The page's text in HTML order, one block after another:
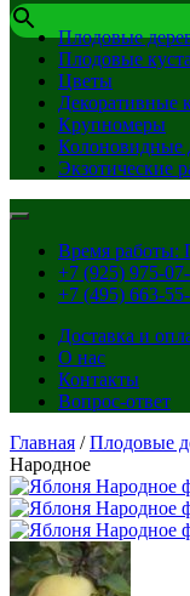
Плодовые
Плодовые
Цветы
Декоративные
Крупномеры
Колоновидные
Экзотические
Время
+7 (925) 975-
+7 (495) 663-
Доставка и
О нас
Контакты
Вопрос-ответ
Главная /Плодовые
Народное